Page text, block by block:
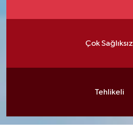
Çok Sağlıksız
Tehlikeli